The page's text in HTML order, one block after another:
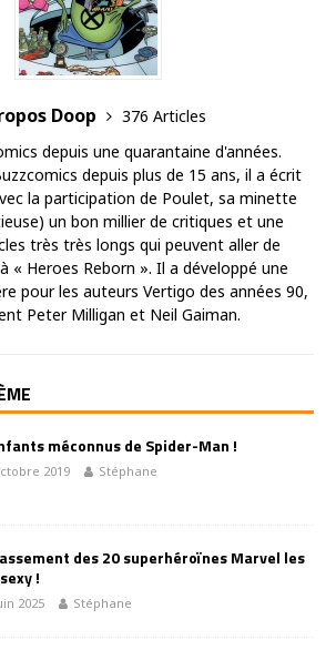
Doop
376 Articles
depuis une quarantaine d'années.
depuis plus de 15 ans, il a écrit
la participation de Poulet, sa minette
un bon millier de critiques et une
très très longs qui peuvent aller de
« Heroes Reborn ». Il a développé une
pour les auteurs Vertigo des années 90,
Peter Milligan et Neil Gaiman.
méconnus de Spider-Man !
2019 Stéphane
des 20 superhéroïnes Marvel les
!
2025 Stéphane